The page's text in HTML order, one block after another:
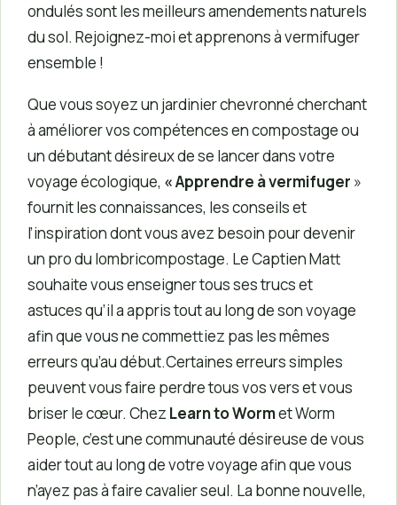
ondulés sont les meilleurs amendements naturels
du sol. Rejoignez-moi et apprenons à vermifuger
ensemble !
Que vous soyez un jardinier chevronné cherchant
à améliorer vos compétences en compostage ou
un débutant désireux de se lancer dans votre
voyage écologique, « Apprendre à vermifuger »
fournit les connaissances, les conseils et
l’inspiration dont vous avez besoin pour devenir
un pro du lombricompostage. Le Captien Matt
souhaite vous enseigner tous ses trucs et
astuces qu’il a appris tout au long de son voyage
afin que vous ne commettiez pas les mêmes
erreurs qu’au début.Certaines erreurs simples
peuvent vous faire perdre tous vos vers et vous
briser le cœur. Chez Learn to Wormet Worm
People, c’est une communauté désireuse de vous
aider tout au long de votre voyage afin que vous
n’ayez pas à faire cavalier seul. La bonne nouvelle,